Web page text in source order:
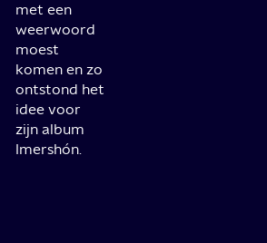
met een
weerwoord
moest
komen en zo
ontstond het
idee voor
zijn album
Imershón.